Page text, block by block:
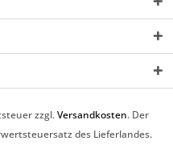
zzgl.Versandkosten. Der
des Lieferlandes.